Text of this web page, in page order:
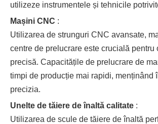
utilizeze instrumentele și tehnicile
Mașini CNC :
Utilizarea de strunguri CNC avansate,
centre de prelucrare este crucială pentru
precisă. Capacitățile de prelucrare de
timpi de producție mai rapidi, menținând
precizia.
Unelte de tăiere de înaltă calitate :
Utilizarea de scule de tăiere de înaltă